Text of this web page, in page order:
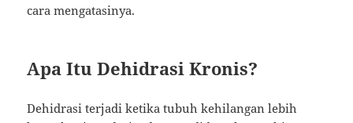
cara mengatasinya.
Apa Itu Dehidrasi Kronis?
Dehidrasi terjadi ketika tubuh kehilangan lebih